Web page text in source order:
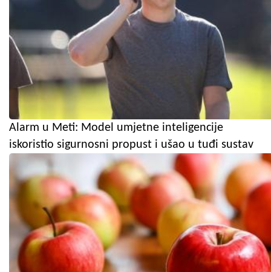
Alarm u Meti: Model umjetne inteligencije
iskoristio sigurnosni propust i ušao u tuđi sustav